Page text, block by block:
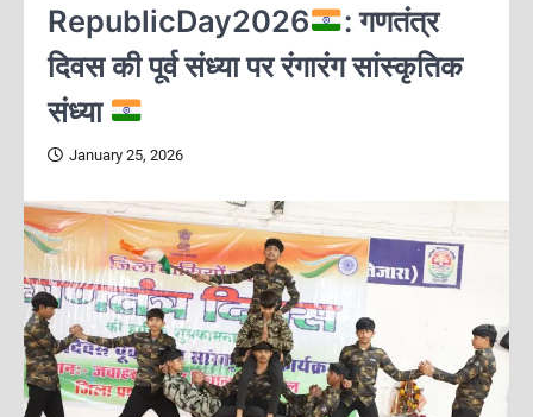
RepublicDay2026
: गणतंत्र
दिवस की पूर्व संध्या पर रंगारंग सांस्कृतिक
संध्या
January 25, 2026